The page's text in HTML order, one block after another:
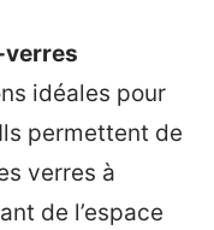
idéales pour
permettent de
verres à
de l’espace